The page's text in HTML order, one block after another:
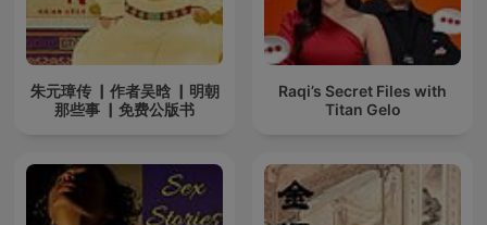
朱元璋传 ▏作者吴晗 ▏明朝
那些事 ▏免费公版书
Raqi’s Secret Files with
Titan Gelo